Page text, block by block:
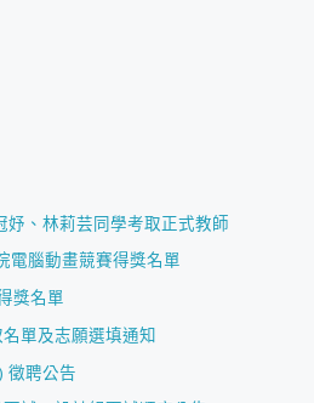
妤、林莉芸同學考取正式教師
電腦動畫競賽得獎名單
獎名單
單及志願選填通知
徵聘公告